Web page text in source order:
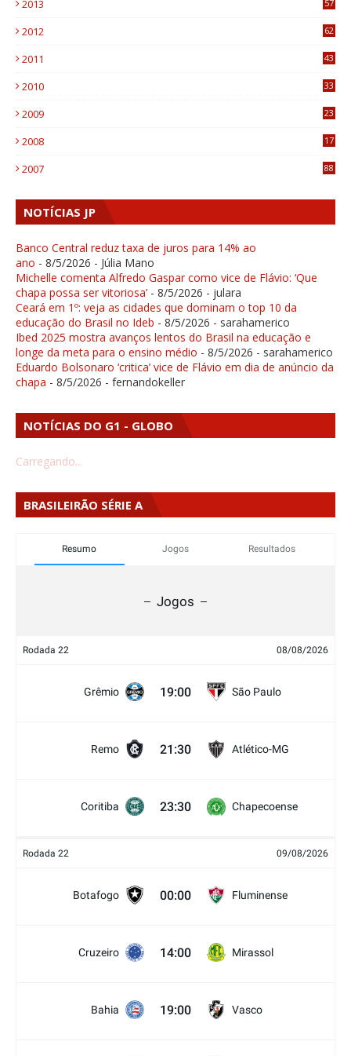
2013
57
2012
62
2011
43
2010
33
2009
23
2008
17
2007 88
NOTÍCIAS JP
Banco Central reduz taxa de juros para 14% ao
ano - 8/5/2026 - Júlia Mano
Michelle comenta Alfredo Gaspar como vice de Flávio: ‘Que
chapa possa ser vitoriosa’ - 8/5/2026 - julara
Ceará em 1º: veja as cidades que dominam o top 10 da
educação do Brasil no Ideb - 8/5/2026 - sarahamerico
Ibed 2025 mostra avanços lentos do Brasil na educação e
longe da meta para o ensino médio - 8/5/2026 - sarahamerico
Eduardo Bolsonaro ‘critica’ vice de Flávio em dia de anúncio da
chapa - 8/5/2026 - fernandokeller
NOTÍCIAS DO G1 - GLOBO
Carregando...
BRASILEIRÃO SÉRIE A
Resumo Jogos Resultados
Jogos
Rodada 22 08/08/2026
Grêmio 19:00 São Paulo
Remo 21:30 Atlético-MG
Coritiba 23:30 Chapecoense
Rodada 22 09/08/2026
Botafogo 00:00 Fluminense
Cruzeiro 14:00 Mirassol
Bahia 19:00 Vasco